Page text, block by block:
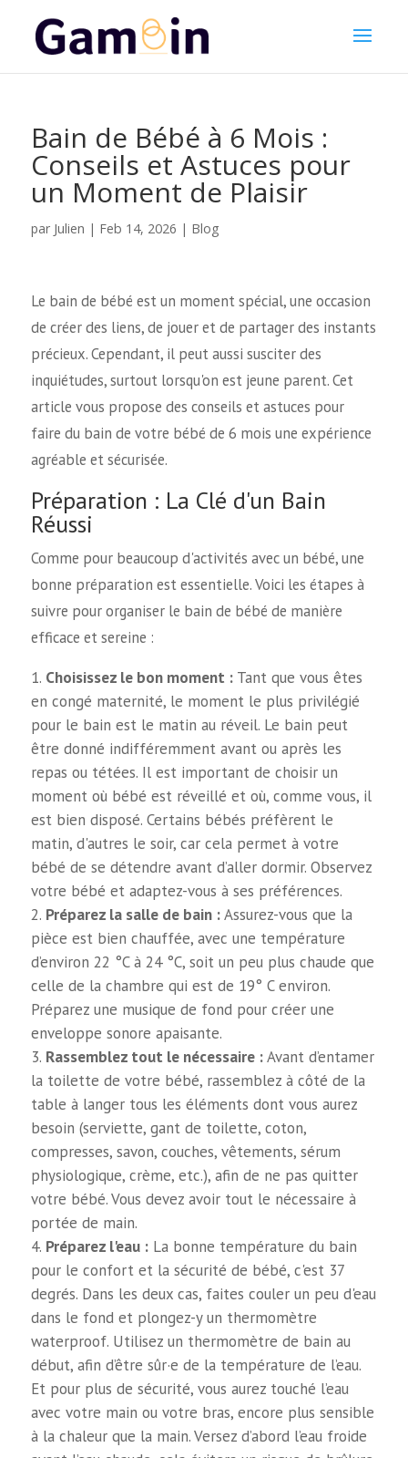
Bain de Bébé à 6 Mois :
Conseils et Astuces pour
un Moment de Plaisir
par Julien | Feb 14, 2026 | Blog
Le bain de bébé est un moment spécial, une occasion
de créer des liens, de jouer et de partager des instants
précieux. Cependant, il peut aussi susciter des
inquiétudes, surtout lorsqu'on est jeune parent. Cet
article vous propose des conseils et astuces pour
faire du bain de votre bébé de 6 mois une expérience
agréable et sécurisée.
Préparation : La Clé d'un Bain
Réussi
Comme pour beaucoup d'activités avec un bébé, une
bonne préparation est essentielle. Voici les étapes à
suivre pour organiser le bain de bébé de manière
efficace et sereine :
Choisissez le bon moment :Tant que vous êtes
en congé maternité, le moment le plus privilégié
pour le bain est le matin au réveil. Le bain peut
être donné indifféremment avant ou après les
repas ou tétées. Il est important de choisir un
moment où bébé est réveillé et où, comme vous, il
est bien disposé. Certains bébés préfèrent le
matin, d'autres le soir, car cela permet à votre
bébé de se détendre avant d’aller dormir. Observez
votre bébé et adaptez-vous à ses préférences.
Préparez la salle de bain :Assurez-vous que la
pièce est bien chauffée, avec une température
d’environ 22 °C à 24 °C, soit un peu plus chaude que
celle de la chambre qui est de 19° C environ.
Préparez une musique de fond pour créer une
enveloppe sonore apaisante.
Rassemblez tout le nécessaire :Avant d’entamer
la toilette de votre bébé, rassemblez à côté de la
table à langer tous les éléments dont vous aurez
besoin (serviette, gant de toilette, coton,
compresses, savon, couches, vêtements, sérum
physiologique, crème, etc.), afin de ne pas quitter
votre bébé. Vous devez avoir tout le nécessaire à
portée de main.
Préparez l'eau :La bonne température du bain
pour le confort et la sécurité de bébé, c'est 37
degrés. Dans les deux cas, faites couler un peu d'eau
dans le fond et plongez-y un thermomètre
waterproof. Utilisez un thermomètre de bain au
début, afin d’être sûr·e de la température de l’eau.
Et pour plus de sécurité, vous aurez touché l’eau
avec votre main ou votre bras, encore plus sensible
à la chaleur que la main. Versez d’abord l’eau froide